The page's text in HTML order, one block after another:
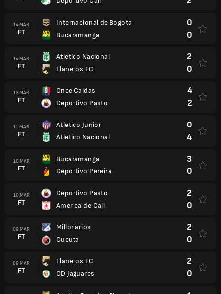
14 MAR
FT
Internacional de Bogota
Bucaramanga
0
0
14 MAR
FT
Atletico Nacional
Llaneros FC
2
0
13 MAR
FT
Once Caldas
Deportivo Pasto
4
2
11 MAR
FT
Atletico Junior
Atletico Nacional
0
4
10 MAR
FT
Bucaramanga
Deportivo Pereira
3
0
10 MAR
FT
Deportivo Pasto
America de Cali
2
0
09 MAR
FT
Millonarios
Cucuta
2
0
09 MAR
FT
Llaneros FC
CD Jaguares
2
0